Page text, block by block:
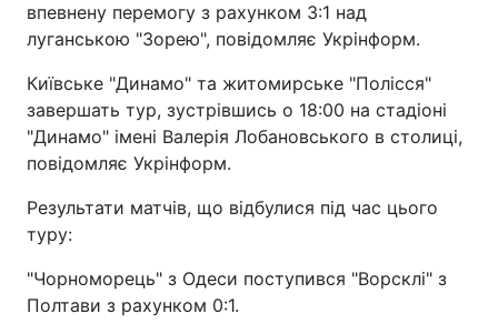
впевнену перемогу з рахунком 3:1 над
луганською "Зорею", повідомляє Укрінформ.
Київське "Динамо" та житомирське "Полісся"
завершать тур, зустрівшись о 18:00 на стадіоні
"Динамо" імені Валерія Лобановського в столиці,
повідомляє Укрінформ.
Результати матчів, що відбулися під час цього
туру:
"Чорноморець" з Одеси поступився "Ворсклі" з
Полтави з рахунком 0:1.